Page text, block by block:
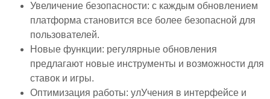
Увеличение безопасности: с каждым обновлением
платформа становится все более безопасной для
пользователей.
Новые функции: регулярные обновления
предлагают новые инструменты и возможности для
ставок и игры.
Оптимизация работы: улУчения в интерфейсе и